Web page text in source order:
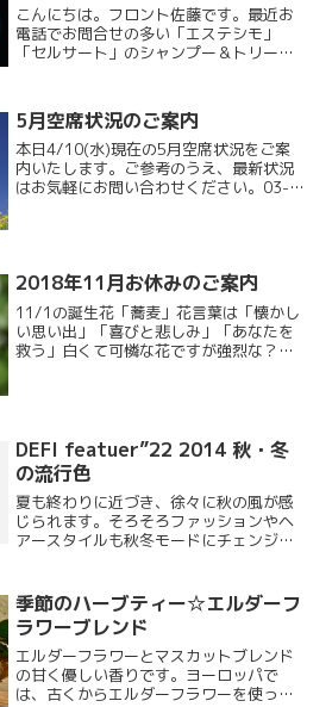
こんにちは。フロント佐藤です。最近お
電話でお問合せの多い「エステシモ」
「セルサート」のシャンプー＆トリート
すが、フリーのお客さまから、デフィで
の取り扱いのお問合せが続き...
5月空席状況のご案内
本日4/10(水)現在の5月空席状況をご案
内いたします。ご参考のうえ、最新状況
はお気軽にお問い合わせください。03-
2018年11月お休みのご案内
11/1の誕生花「蕎麦」花言葉は「懐かし
い思い出」「喜びと悲しみ」「あなたを
救う」白くて可憐な花ですが強烈な？匂
DEFI featuer”22 2014 秋・冬
の流行色
夏も終わりに近づき、徐々に秋の風が感
じられます。そろそろファッションやヘ
アースタイルも秋冬モードにチェンジで
「ラディアント・オーキッド」という、
ピンクとパープルの間くら...
季節のハーブティー☆エルダーフ
ラワーブレンド
エルダーフラワーとマスカットブレンド
の甘く優しい香りです。ヨーロッパで
は、古くからエルダーフラワーを使った